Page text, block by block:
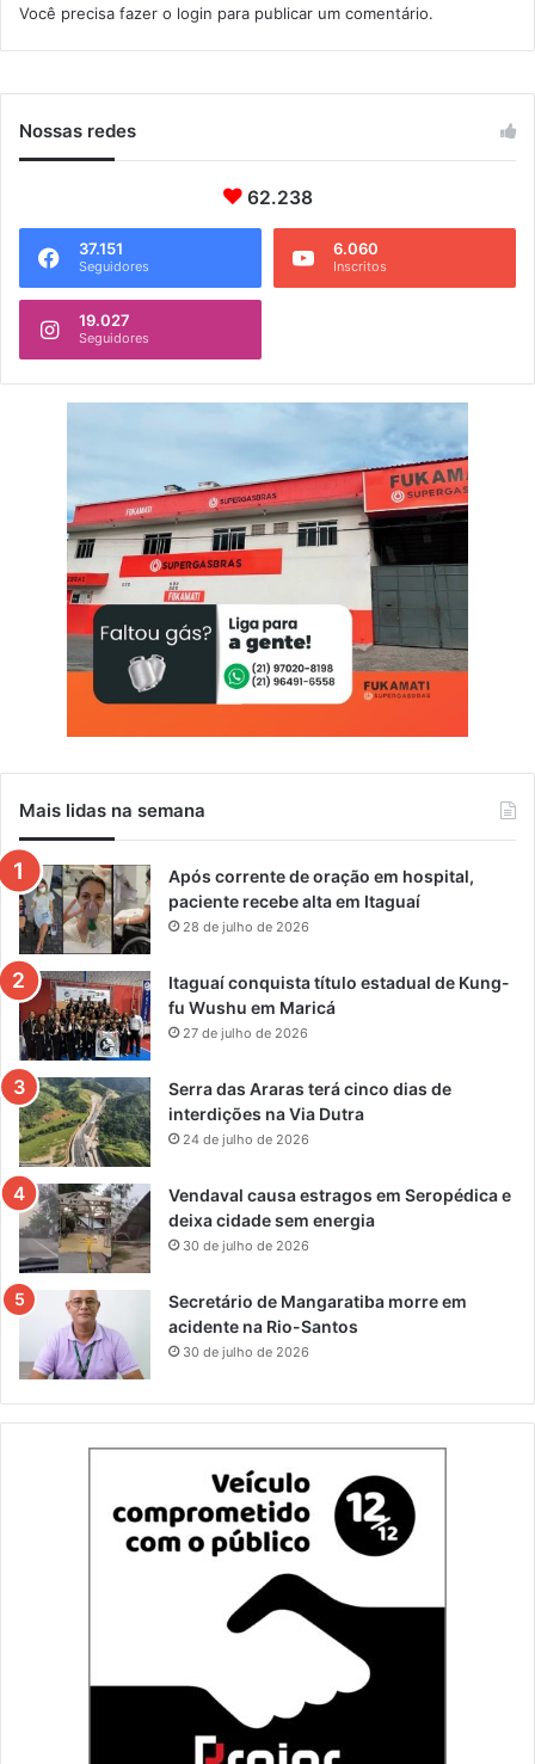
Você precisa fazer o login para publicar um comentário.
Nossas redes
62.238
37.151
Seguidores
6.060
Inscritos
19.027
Seguidores
Mais lidas na semana
Após corrente de oração em hospital,
paciente recebe alta em Itaguaí
28 de julho de 2026
Itaguaí conquista título estadual de Kung-
fu Wushu em Maricá
27 de julho de 2026
Serra das Araras terá cinco dias de
interdições na Via Dutra
24 de julho de 2026
Vendaval causa estragos em Seropédica e
deixa cidade sem energia
30 de julho de 2026
Secretário de Mangaratiba morre em
acidente na Rio-Santos
30 de julho de 2026